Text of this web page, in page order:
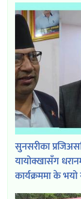
सुनसरीका
यायोक्खासँग
कार्यक्रममा के